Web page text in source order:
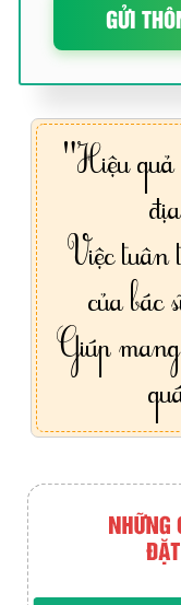
GỬI
"Hiệu quả
Việc tuân
của
Giúp